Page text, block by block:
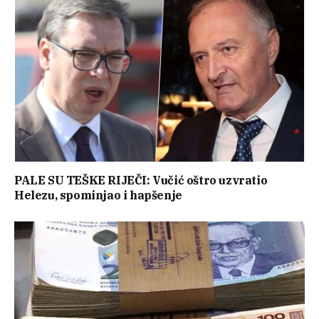
PALE SU TEŠKE RIJEČI: Vučić oštro uzvratio
Helezu, spominjao i hapšenje